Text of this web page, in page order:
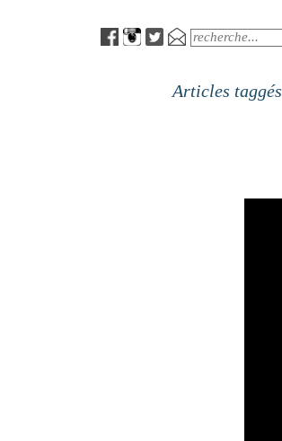
MenuSearch
Articles taggés